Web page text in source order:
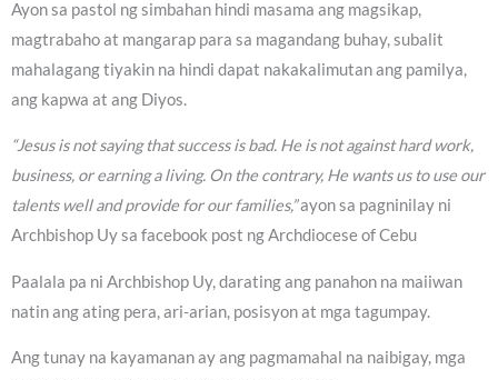
Ayon sa pastol ng simbahan hindi masama ang magsikap,
magtrabaho at mangarap para sa magandang buhay, subalit
mahalagang tiyakin na hindi dapat nakakalimutan ang pamilya,
ang kapwa at ang Diyos.
“Jesus is not saying that success is bad. He is not against hard work,
business, or earning a living. On the contrary, He wants us to use our
talents well and provide for our families,”ayon sa pagninilay ni
Archbishop Uy sa facebook post ng Archdiocese of Cebu
Paalala pa ni Archbishop Uy, darating ang panahon na maiiwan
natin ang ating pera, ari-arian, posisyon at mga tagumpay.
Ang tunay na kayamanan ay ang pagmamahal na naibigay, mga